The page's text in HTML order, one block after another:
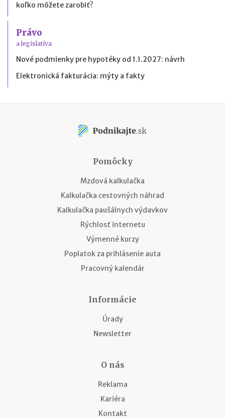
koľko môžete zarobiť?
Právo
a legislatíva
Nové podmienky pre hypotéky od 1.1.2027: návrh
Elektronická fakturácia: mýty a fakty
Pomôcky
Mzdová kalkulačka
Kalkulačka cestovných náhrad
Kalkulačka paušálnych výdavkov
Rýchlosť internetu
Výmenné kurzy
Poplatok za prihlásenie auta
Pracovný kalendár
Informácie
Úrady
Newsletter
O nás
Reklama
Kariéra
Kontakt